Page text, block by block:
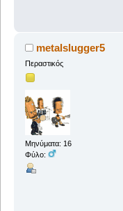
metalslugger5
Περαστικός
Μηνύματα: 16
Φύλο: